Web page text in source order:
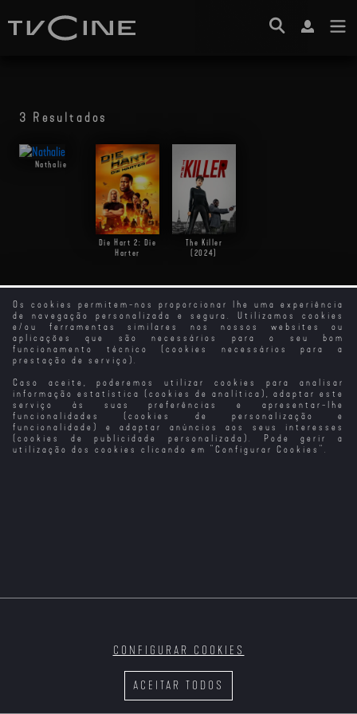
Os cookies permitem-nos proporcionar lhe uma experiência
de navegação personalizada e segura. Utilizamos cookies
e/ou ferramentas similares nos nossos websites ou
aplicações que são necessários para o seu bom
funcionamento técnico (cookies necessários para a
prestação de serviço).
Caso aceite, poderemos utilizar cookies para analisar
informação estatística (cookies de analítica), adaptar este
serviço às suas preferências e apresentar-lhe
funcionalidades (cookies de personalização e
funcionalidade) e adaptar anúncios aos seus interesses
(cookies de publicidade personalizada). Pode gerir a
utilização dos cookies clicando em " Configurar Cookies ".
ACEITAR TODOS
CONFIGURAR COOKIES
3 Resultados
Nathalie
Die Hart 2: Die
Harter
The Killer
(2024)